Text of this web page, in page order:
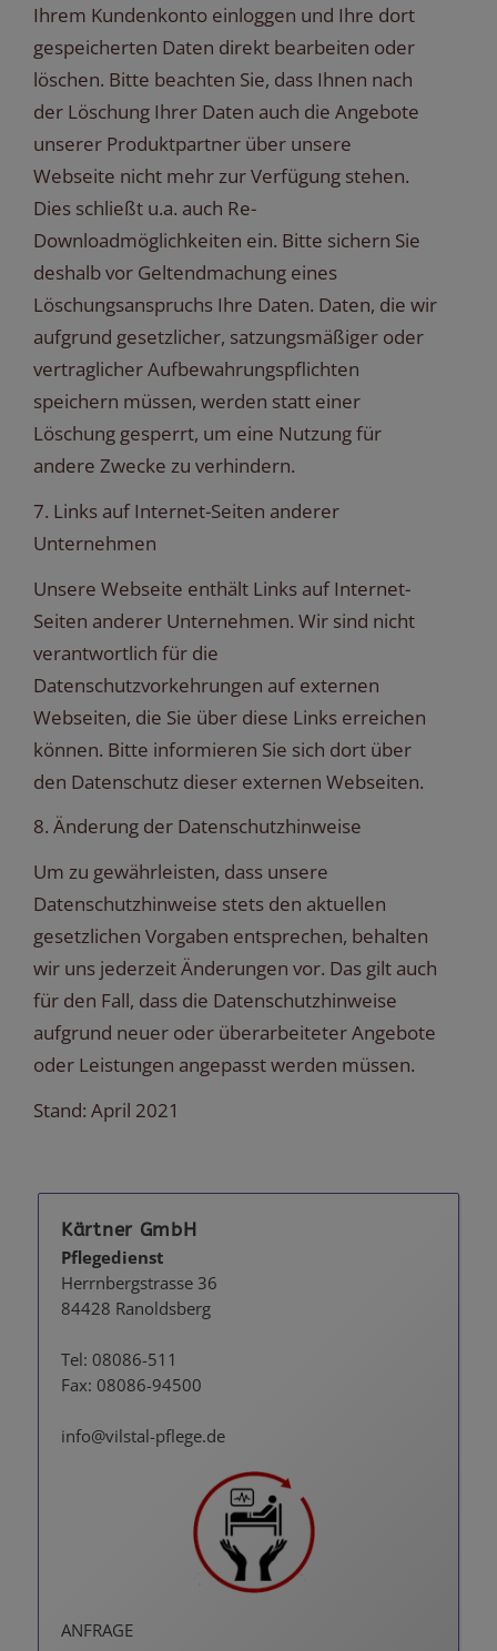
Ihrem Kundenkonto einloggen und Ihre dort
gespeicherten Daten direkt bearbeiten oder
löschen. Bitte beachten Sie, dass Ihnen nach
der Löschung Ihrer Daten auch die Angebote
unserer Produktpartner über unsere
Webseite nicht mehr zur Verfügung stehen.
Dies schließt u.a. auch Re-
Downloadmöglichkeiten ein. Bitte sichern Sie
deshalb vor Geltendmachung eines
Löschungsanspruchs Ihre Daten. Daten, die wir
aufgrund gesetzlicher, satzungsmäßiger oder
vertraglicher Aufbewahrungspflichten
speichern müssen, werden statt einer
Löschung gesperrt, um eine Nutzung für
andere Zwecke zu verhindern.
7. Links auf Internet-Seiten anderer
Unternehmen
Unsere Webseite enthält Links auf Internet-
Seiten anderer Unternehmen. Wir sind nicht
verantwortlich für die
Datenschutzvorkehrungen auf externen
Webseiten, die Sie über diese Links erreichen
können. Bitte informieren Sie sich dort über
den Datenschutz dieser externen Webseiten.
8. Änderung der Datenschutzhinweise
Um zu gewährleisten, dass unsere
Datenschutzhinweise stets den aktuellen
gesetzlichen Vorgaben entsprechen, behalten
wir uns jederzeit Änderungen vor. Das gilt auch
für den Fall, dass die Datenschutzhinweise
aufgrund neuer oder überarbeiteter Angebote
oder Leistungen angepasst werden müssen.
Stand: April 2021
Kärtner GmbH
Pflegedienst
Herrnbergstrasse 36
84428 Ranoldsberg
Tel: 08086-511
Fax: 08086-94500
info@vilstal-pflege.de
ANFRAGE